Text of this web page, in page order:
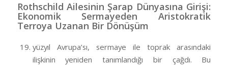
Rothschild Ailesinin Şarap Dünyasına Girişi:
Ekonomik Sermayeden Aristokratik
Terroya Uzanan Bir Dönüşüm
yüzyıl Avrupa’sı, sermaye ile toprak arasındaki
ilişkinin yeniden tanımlandığı bir çağdı. Bu